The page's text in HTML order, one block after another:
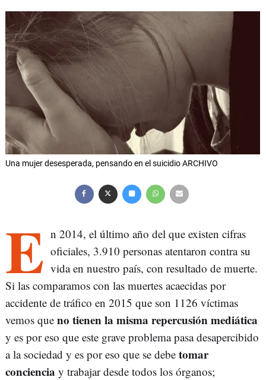
Una mujer desesperada, pensando en el suicidio ARCHIVO
E n 2014, el último año del que existen cifras
oficiales, 3.910 personas atentaron contra su
vida en nuestro país, con resultado de muerte.
Si las comparamos con las muertes acaecidas por
accidente de tráfico en 2015 que son 1126 víctimas
vemos que no tienen la misma repercusión mediática
y es por eso que este grave problema pasa desapercibido
a la sociedad y es por eso que se debe tomar
conciencia y trabajar desde todos los órganos;